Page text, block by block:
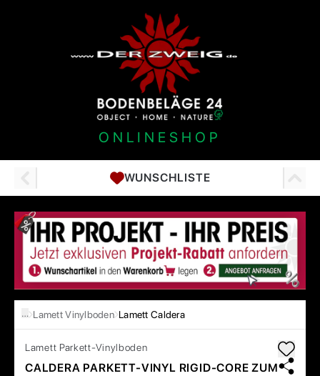
ONLINESHOP
WUNSCHLISTE
… Lamett Vinylboden Lamett Caldera
Lamett Parkett-Vinylboden
CALDERA PARKETT-VINYL RIGID-CORE ZUM